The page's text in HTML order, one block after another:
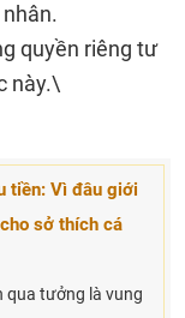
quyền riêng tư
này.\
tiền: Vì đâu giới
sở thích cá
qua tưởng là vung